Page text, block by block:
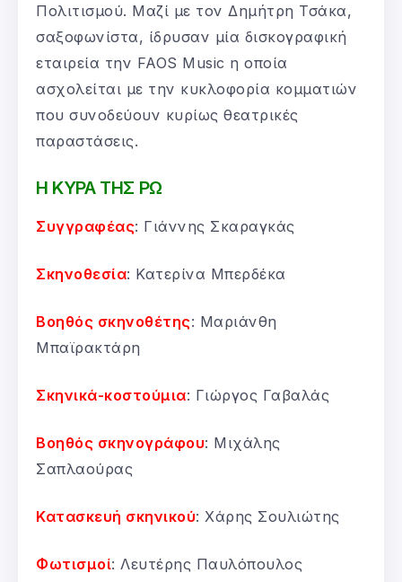
Πολιτισμού. Μαζί με τον Δημήτρη Τσάκα,
σαξοφωνίστα, ίδρυσαν μία δισκογραφική
εταιρεία την FAOS Music η οποία
ασχολείται με την κυκλοφορία κομματιών
που συνοδεύουν κυρίως θεατρικές
παραστάσεις.
Η ΚΥΡΑ ΤΗΣ ΡΩ
Συγγραφέας: Γιάννης Σκαραγκάς
Σκηνοθεσία: Κατερίνα Μπερδέκα
Βοηθός σκηνοθέτης: Μαριάνθη
Μπαϊρακτάρη
Σκηνικά-κοστούμια: Γιώργος Γαβαλάς
Βοηθός σκηνογράφου: Μιχάλης
Σαπλαούρας
Κατασκευή σκηνικού: Χάρης Σουλιώτης
Φωτισμοί: Λευτέρης Παυλόπουλος